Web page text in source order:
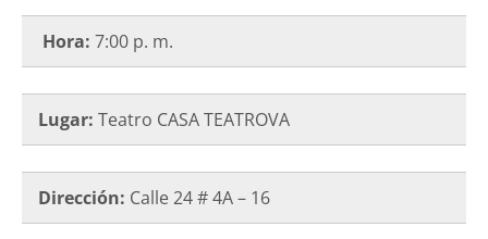
Hora: 7:00 p. m.
Lugar: Teatro CASA TEATROVA
Dirección: Calle 24 # 4A – 16